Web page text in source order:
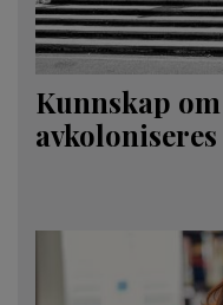
Kunnskap
avkoloniseres